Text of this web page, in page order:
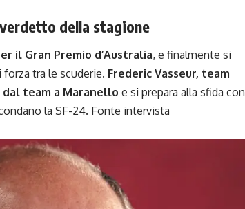
della stagione
il Gran Premio d’Australia, e finalmente si
tra le scuderie. Frederic Vasseur, team
team a Maranello e si prepara alla sfida con
la SF-24. Fonte intervista